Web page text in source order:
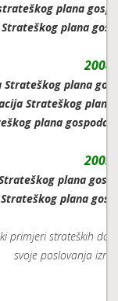
plana
plana
Strateškog plana
Strateškog plana
plana
plana
plana
primjeri strateških
svoje poslovanja